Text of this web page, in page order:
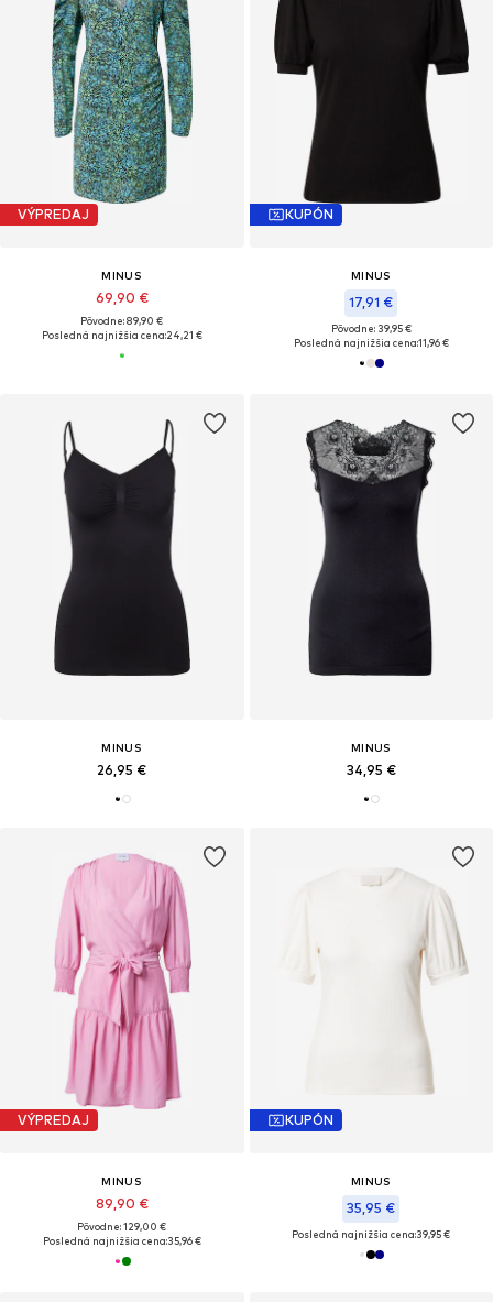
VÝPREDAJ
MINUS
69,90 €
Pôvodne: 89,90 €
Posledná najnižšia cena:24,21 €
KUPÓN
MINUS
17,91 €
Pôvodne: 39,95 €
Posledná najnižšia cena:11,96 €
MINUS
26,95 €
MINUS
34,95 €
VÝPREDAJ
MINUS
89,90 €
Pôvodne: 129,00 €
Posledná najnižšia cena:35,96 €
KUPÓN
MINUS
35,95 €
Posledná najnižšia cena:39,95 €